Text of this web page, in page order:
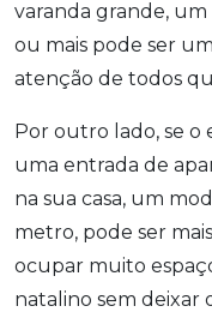
varanda grande,
ou mais pode ser
atenção de todos
Por outro lado, se o
uma entrada de
na sua casa, um
metro, pode ser
ocupar muito
natalino sem deixar